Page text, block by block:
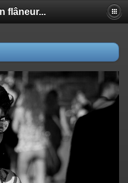
flâneur...